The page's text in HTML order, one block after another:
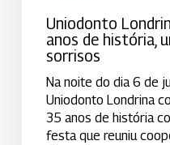
Uniodonto
anos de história,
sorrisos
Na noite do dia 6 de
Uniodonto Londrina
35 anos de história
festa que reuniu